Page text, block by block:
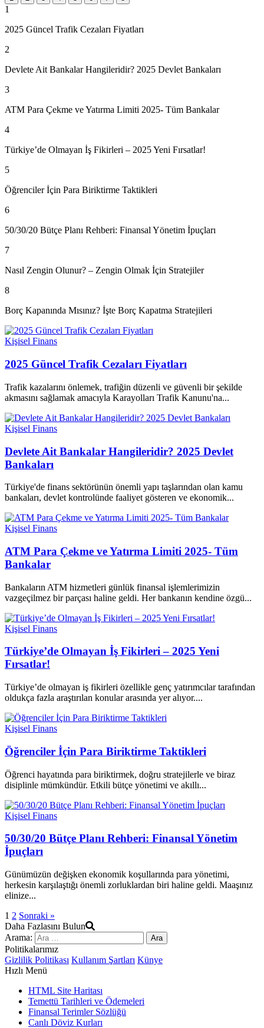
1
2025 Güncel Trafik Cezaları Fiyatları
2
Devlete Ait Bankalar Hangileridir? 2025 Devlet Bankaları
3
ATM Para Çekme ve Yatırma Limiti 2025- Tüm Bankalar
4
Türkiye’de Olmayan İş Fikirleri – 2025 Yeni Fırsatlar!
5
Öğrenciler İçin Para Biriktirme Taktikleri
6
50/30/20 Bütçe Planı Rehberi: Finansal Yönetim İpuçları
7
Nasıl Zengin Olunur? – Zengin Olmak İçin Stratejiler
8
Borç Kapanında Mısınız? İşte Borç Kapatma Stratejileri
Kişisel Finans
2025 Güncel Trafik Cezaları Fiyatları
Trafik kazalarını önlemek, trafiğin düzenli ve güvenli bir şekilde
akmasını sağlamak amacıyla Karayolları Trafik Kanunu'na...
Kişisel Finans
Devlete Ait Bankalar Hangileridir? 2025 Devlet
Bankaları
Türkiye'de finans sektörünün önemli yapı taşlarından olan kamu
bankaları, devlet kontrolünde faaliyet gösteren ve ekonomik...
Kişisel Finans
ATM Para Çekme ve Yatırma Limiti 2025- Tüm
Bankalar
Bankaların ATM hizmetleri günlük finansal işlemlerimizin
vazgeçilmez bir parçası haline geldi. Her bankanın kendine özgü...
Kişisel Finans
Türkiye’de Olmayan İş Fikirleri – 2025 Yeni
Fırsatlar!
Türkiye’de olmayan iş fikirleri özellikle genç yatırımcılar tarafından
oldukça fazla araştırılan konular arasında yer alıyor....
Kişisel Finans
Öğrenciler İçin Para Biriktirme Taktikleri
Öğrenci hayatında para biriktirmek, doğru stratejilerle ve biraz
disiplinle mümkündür. Etkili bütçe yönetimi ve akıllı...
Kişisel Finans
50/30/20 Bütçe Planı Rehberi: Finansal Yönetim
İpuçları
Günümüzün değişken ekonomik koşullarında para yönetimi,
herkesin karşılaştığı önemli zorluklardan biri haline geldi. Maaşınız
elinize...
1 2 Sonraki »
Daha Fazlasını Bulun
Arama:
Politikalarımız
Gizlilik Politikası Kullanım Şartları Künye
Hızlı Menü
HTML Site Haritası
Temettü Tarihleri ve Ödemeleri
Finansal Terimler Sözlüğü
Canlı Döviz Kurları